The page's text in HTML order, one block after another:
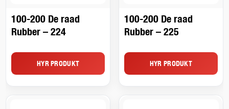
100-200 De raad
Rubber – 224
HYR PRODUKT
100-200 De raad
Rubber – 225
HYR PRODUKT